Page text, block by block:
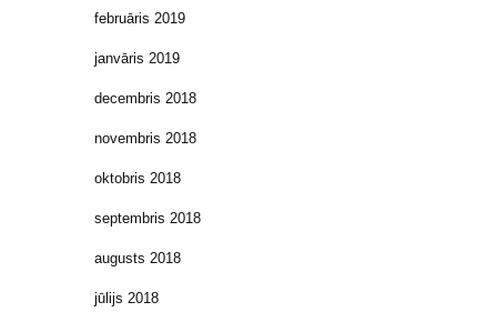
februāris 2019
janvāris 2019
decembris 2018
novembris 2018
oktobris 2018
septembris 2018
augusts 2018
jūlijs 2018